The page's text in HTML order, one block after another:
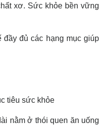
xơ. Sức khỏe bền vững
đủ các hạng mục giúp
tiêu sức khỏe
nằm ở thói quen ăn uống